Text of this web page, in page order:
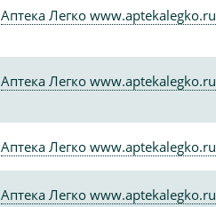
Аптека Легко www.aptekalegko.ru
Аптека Легко www.aptekalegko.ru
Аптека Легко www.aptekalegko.ru
Аптека Легко www.aptekalegko.ru